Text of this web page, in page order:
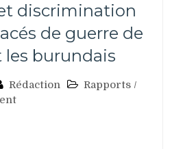
discrimination
de guerre de
les burundais
Rédaction Rapports /
on